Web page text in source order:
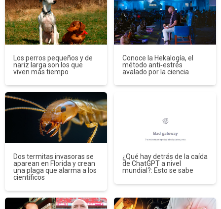
Los perros pequeños y de
nariz larga son los que
viven más tiempo
Conoce la Hekalogía, el
método anti‑estrés
avalado por la ciencia
Dos termitas invasoras se
aparean en Florida y crean
una plaga que alarma a los
científicos
¿Qué hay detrás de la caída
de ChatGPT a nivel
mundial?: Esto se sabe